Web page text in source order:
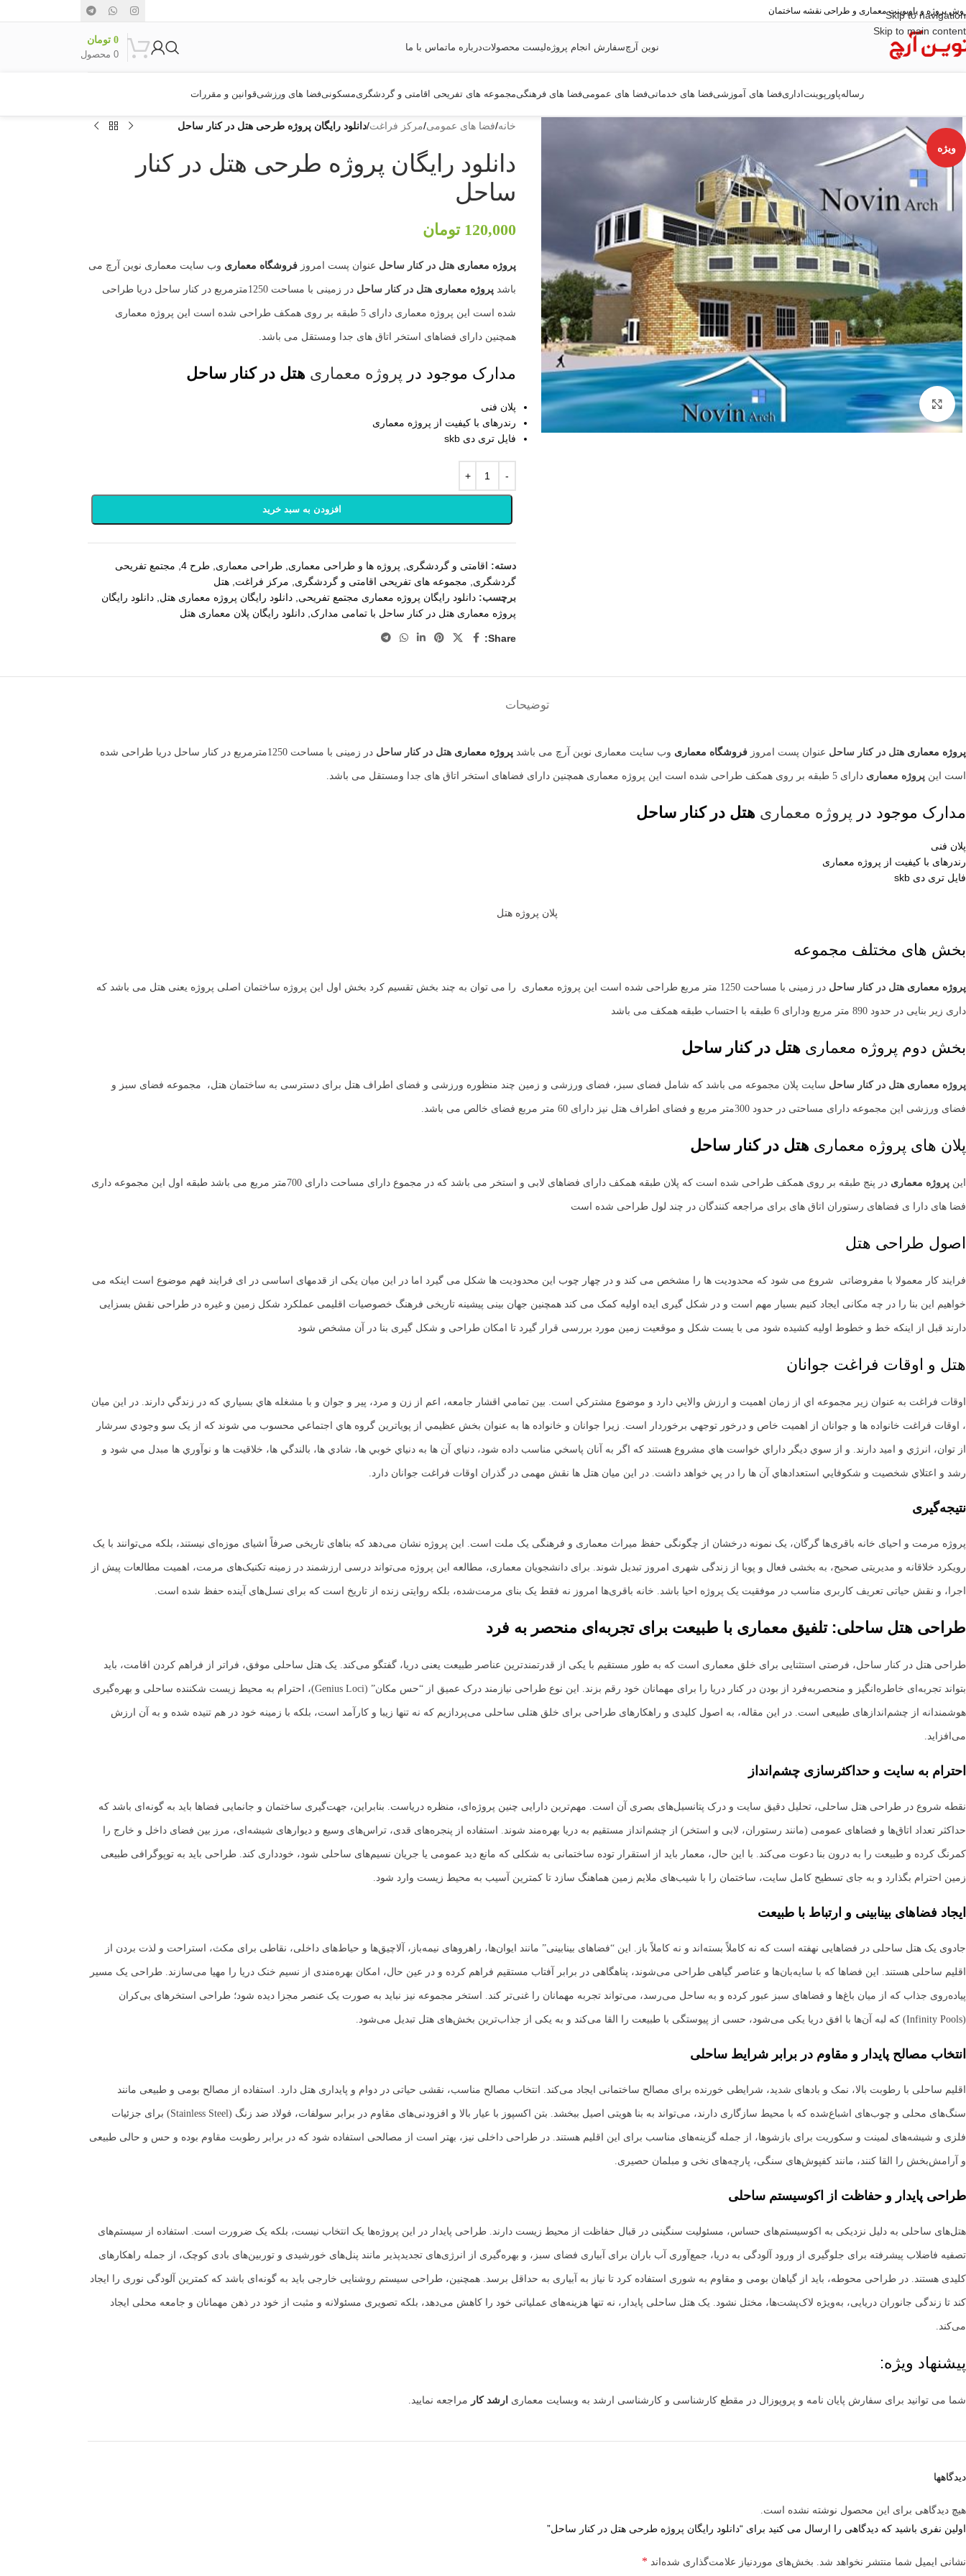
Skip to navigation
Skip to main content
پروژه و پاوپوینت معماری و طراحی نقشه ساختمان
نوین آرچسفارش انجام پروژهلیست محصولاتدرباره ماتماس با ما
0 محصول
0 تومان
رسالهپاورپوینت اداریفضا های آموزشیفضا های خدماتیفضا های عمومیفضا های فرهنگیمجموعه های تفریحی اقامتی و گردشگریمسکونیفضا های ورزشیقوانین و مقررات
ویژه
بزرگنمایی تصویر
خانه/فضا های عمومی/مرکز فراغت/دانلود رایگان پروژه طرحی هتل در کنار ساحل
دانلود رایگان پروژه طرحی هتل در کنار
ساحل
120,000 تومان
پروژه معماری هتل در کنار ساحل عنوان پست امروز فروشگاه معماری وب سایت معماری نوین آرچ می
باشد پروژه معماری هتل در کنار ساحل در زمینی با مساحت 1250مترمربع در کنار ساحل دریا طراحی
شده است این پروژه معماری دارای 5 طبقه بر روی همکف طراحی شده است این پروژه معماری
همچنین دارای فضاهای استخر اتاق های جدا ومستقل می باشد.
مدارک موجود در پروژه معماری هتل در کنار ساحل
پلان فنی
رندرهای با کیفیت از پروژه معماری
فایل تری دی skb
افزودن به سبد خرید
دسته: اقامتی و گردشگری پروژه ها و طراحی معماری طراحی معماری طرح 4 , مجتمع تفریحی
گردشگری
مجموعه های تفریحی اقامتی و گردشگری مرکز فراغت هتل
برچسب: دانلود رایگان پروژه معماری مجتمع تفریحی دانلود رایگان پروژه معماری هتل دانلود رایگان
پروژه معماری هتل در کنار ساحل با تمامی مدارک دانلود رایگان پلان معماری هتل
Share:
توضیحات
پروژه معماری هتل در کنار ساحل عنوان پست امروز فروشگاه معماری وب سایت معماری نوین آرچ می باشد پروژه معماری هتل در کنار ساحل در زمینی با مساحت 1250مترمربع در کنار ساحل دریا طراحی شده
است این پروژه معماری دارای 5 طبقه بر روی همکف طراحی شده است این پروژه معماری همچنین دارای فضاهای استخر اتاق های جدا ومستقل می باشد.
مدارک موجود در پروژه معماری هتل در کنار ساحل
پلان فنی
رندرهای با کیفیت از پروژه معماری
فایل تری دی skb
پلان پروژه هتل
بخش های مختلف مجموعه
پروژه معماری هتل در کنار ساحل در زمینی با مساحت 1250 متر مربع طراحی شده است این پروژه معماری را می توان به چند بخش تقسیم کرد بخش اول این پروژه ساختمان اصلی پروژه یعنی هتل می باشد که
داری زیر بنایی در حدود 890 متر مربع ودارای 6 طبقه با احتساب طبقه همکف می باشد
بخش دوم پروژه معماری هتل در کنار ساحل
پروژه معماری هتل در کنار ساحل سایت پلان مجموعه می باشد که شامل فضای سبز، فضای ورزشی و زمین چند منظوره ورزشی و فضای اطراف هتل برای دسترسی به ساختمان هتل، مجموعه فضای سبز و
فضای ورزشی این مجموعه دارای مساحتی در حدود 300متر مربع و فضای اطراف هتل نیز دارای 60 متر مربع فضای خالص می باشد.
پلان های پروژه معماری هتل در کنار ساحل
این پروژه معماری در پنج طبقه بر روی همکف طراحی شده است که پلان طبقه همکف دارای فضاهای لابی و استخر می باشد که در مجموع دارای مساحت دارای 700متر مربع می باشد طبقه اول این مجموعه داری
فضا های دارا ی فضاهای رستوران اتاق های برای مراجعه کنندگان در چند لول طراحی شده است
اصول طراحی هتل
فرایند کار معمولا با مفروضاتی شروع می شود که محدودیت ها را مشخص می کند و در چهار چوب این محدودیت ها شکل می گیرد اما در این میان یکی از قدمهای اساسی در ای فرایند فهم موضوع است اینکه می
خواهیم این بنا را در چه مکانی ایجاد کنیم بسیار مهم است و در شکل گیری ایده اولیه کمک می کند همچنین جهان بینی پیشینه تاریخی فرهنگ خصوصیات اقلیمی عملکرد شکل زمین و غیره در طراحی نقش بسزایی
دارند قبل از اینکه خط و خطوط اولیه کشیده شود می با یست شکل و موقعیت زمین مورد بررسی قرار گیرد تا امکان طراحی و شکل گیری بنا در آن مشخص شود
هتل و اوقات فراغت جوانان
اوقات فراغت به عنوان زير مجموعه اي از زمان اهميت و ارزش والايي دارد و موضوع مشترکي است. بين تمامي اقشار جامعه، اعم از زن و مرد، پير و جوان و با مشغله هاي بسياري که در زندگي دارند. در اين ميان
، اوقات فراغت خانواده ها و جوانان از اهميت خاص و درخور توجهي برخوردار است. زيرا جوانان و خانواده ها به عنوان بخش عظيمي از پوياترين گروه هاي اجتماعي محسوب مي شوند که از يک سو وجودي سرشار
از توان، انرژي و اميد دارند. و از سوي ديگر داراي خواست هاي مشروع هستند که اگر به آنان پاسخي مناسب داده شود، دنياي آن ها به دنياي خوبي ها، شادي ها، بالندگي ها، خلاقيت ها و نوآوري ها مبدل مي شود و
رشد و اعتلاي شخصيت و شکوفايي استعدادهاي آن ها را در پي خواهد داشت. در این میان هتل ها نقش مهمی در گذران اوقات فراغت جوانان دارد.
نتیجه‌گیری
پروژه مرمت و احیای خانه باقری‌ها گرگان، یک نمونه درخشان از چگونگی حفظ میراث معماری و فرهنگی یک ملت است. این پروژه نشان می‌دهد که بناهای تاریخی صرفاً اشیای موزه‌ای نیستند، بلکه می‌توانند با یک
رویکرد خلاقانه و مدیریتی صحیح، به بخشی فعال و پویا از زندگی شهری امروز تبدیل شوند. برای دانشجویان معماری، مطالعه این پروژه می‌تواند درسی ارزشمند در زمینه تکنیک‌های مرمت، اهمیت مطالعات پیش از
اجرا، و نقش حیاتی تعریف کاربری مناسب در موفقیت یک پروژه احیا باشد. خانه باقری‌ها امروز نه فقط یک بنای مرمت‌شده، بلکه روایتی زنده از تاریخ است که برای نسل‌های آینده حفظ شده است.
طراحی هتل ساحلی: تلفیق معماری با طبیعت برای تجربه‌ای منحصر به فرد
طراحی هتل در کنار ساحل، فرصتی استثنایی برای خلق معماری است که به طور مستقیم با یکی از قدرتمندترین عناصر طبیعت یعنی دریا، گفتگو می‌کند. یک هتل ساحلی موفق، فراتر از فراهم کردن اقامت، باید
بتواند تجربه‌ای خاطره‌انگیز و منحصربه‌فرد از بودن در کنار دریا را برای مهمانان خود رقم بزند. این نوع طراحی نیازمند درک عمیق از “حس مکان” (Genius Loci)، احترام به محیط زیست شکننده ساحلی و بهره‌گیری
هوشمندانه از چشم‌اندازهای طبیعی است. در این مقاله، به اصول کلیدی و راهکارهای طراحی برای خلق هتلی ساحلی می‌پردازیم که نه تنها زیبا و کارآمد است، بلکه با زمینه خود در هم تنیده شده و به آن ارزش
می‌افزاید.
احترام به سایت و حداکثرسازی چشم‌انداز
نقطه شروع در طراحی هتل ساحلی، تحلیل دقیق سایت و درک پتانسیل‌های بصری آن است. مهم‌ترین دارایی چنین پروژه‌ای، منظره دریاست. بنابراین، جهت‌گیری ساختمان و جانمایی فضاها باید به گونه‌ای باشد که
حداکثر تعداد اتاق‌ها و فضاهای عمومی (مانند رستوران، لابی و استخر) از چشم‌انداز مستقیم به دریا بهره‌مند شوند. استفاده از پنجره‌های قدی، تراس‌های وسیع و دیوارهای شیشه‌ای، مرز بین فضای داخل و خارج را
کمرنگ کرده و طبیعت را به درون بنا دعوت می‌کند. با این حال، معمار باید از استقرار توده ساختمانی به شکلی که مانع دید عمومی یا جریان نسیم‌های ساحلی شود، خودداری کند. طراحی باید به توپوگرافی طبیعی
زمین احترام بگذارد و به جای تسطیح کامل سایت، ساختمان را با شیب‌های ملایم زمین هماهنگ سازد تا کمترین آسیب به محیط زیست وارد شود.
ایجاد فضاهای بینابینی و ارتباط با طبیعت
جادوی یک هتل ساحلی در فضاهایی نهفته است که نه کاملاً بسته‌اند و نه کاملاً باز. این “فضاهای بینابینی” مانند ایوان‌ها، راهروهای نیمه‌باز، آلاچیق‌ها و حیاط‌های داخلی، نقاطی برای مکث، استراحت و لذت بردن از
اقلیم ساحلی هستند. این فضاها که با سایه‌بان‌ها و عناصر گیاهی طراحی می‌شوند، پناهگاهی در برابر آفتاب مستقیم فراهم کرده و در عین حال، امکان بهره‌مندی از نسیم خنک دریا را مهیا می‌سازند. طراحی یک مسیر
پیاده‌روی جذاب که از میان باغ‌ها و فضاهای سبز عبور کرده و به ساحل می‌رسد، می‌تواند تجربه مهمانان را غنی‌تر کند. استخر مجموعه نیز نباید به صورت یک عنصر مجزا دیده شود؛ طراحی استخرهای بی‌کران
(Infinity Pools) که لبه آن‌ها با افق دریا یکی می‌شود، حسی از پیوستگی با طبیعت را القا می‌کند و به یکی از جذاب‌ترین بخش‌های هتل تبدیل می‌شود.
انتخاب مصالح پایدار و مقاوم در برابر شرایط ساحلی
اقلیم ساحلی با رطوبت بالا، نمک و بادهای شدید، شرایطی خورنده برای مصالح ساختمانی ایجاد می‌کند. انتخاب مصالح مناسب، نقشی حیاتی در دوام و پایداری هتل دارد. استفاده از مصالح بومی و طبیعی مانند
سنگ‌های محلی و چوب‌های اشباع‌شده که با محیط سازگاری دارند، می‌تواند به بنا هویتی اصیل ببخشد. بتن اکسپوز با عیار بالا و افزودنی‌های مقاوم در برابر سولفات، فولاد ضد زنگ (Stainless Steel) برای جزئیات
فلزی و شیشه‌های لمینت و سکوریت برای بازشوها، از جمله گزینه‌های مناسب برای این اقلیم هستند. در طراحی داخلی نیز، بهتر است از مصالحی استفاده شود که در برابر رطوبت مقاوم بوده و حس و حالی طبیعی
و آرامش‌بخش را القا کنند، مانند کفپوش‌های سنگی، پارچه‌های نخی و مبلمان حصیری.
طراحی پایدار و حفاظت از اکوسیستم ساحلی
هتل‌های ساحلی به دلیل نزدیکی به اکوسیستم‌های حساس، مسئولیت سنگینی در قبال حفاظت از محیط زیست دارند. طراحی پایدار در این پروژه‌ها یک انتخاب نیست، بلکه یک ضرورت است. استفاده از سیستم‌های
تصفیه فاضلاب پیشرفته برای جلوگیری از ورود آلودگی به دریا، جمع‌آوری آب باران برای آبیاری فضای سبز، و بهره‌گیری از انرژی‌های تجدیدپذیر مانند پنل‌های خورشیدی و توربین‌های بادی کوچک، از جمله راهکارهای
کلیدی هستند. در طراحی محوطه، باید از گیاهان بومی و مقاوم به شوری استفاده کرد تا نیاز به آبیاری به حداقل برسد. همچنین، طراحی سیستم روشنایی خارجی باید به گونه‌ای باشد که کمترین آلودگی نوری را ایجاد
کند تا زندگی جانوران دریایی، به‌ویژه لاک‌پشت‌ها، مختل نشود. یک هتل ساحلی پایدار، نه تنها هزینه‌های عملیاتی خود را کاهش می‌دهد، بلکه تصویری مسئولانه و مثبت از خود در ذهن مهمانان و جامعه محلی ایجاد
می‌کند.
پیشنهاد ویژه:
شما می توانید برای سفارش پایان نامه و پروپوزال در مقطع کارشناسی و کارشناسی ارشد به وبسایت معماری ارشد کار مراجعه نمایید.
دیدگاهها
هیچ دیدگاهی برای این محصول نوشته نشده است.
اولین نفری باشید که دیدگاهی را ارسال می کنید برای “دانلود رایگان پروژه طرحی هتل در کنار ساحل”
نشانی ایمیل شما منتشر نخواهد شد. بخش‌های موردنیاز علامت‌گذاری شده‌اند *